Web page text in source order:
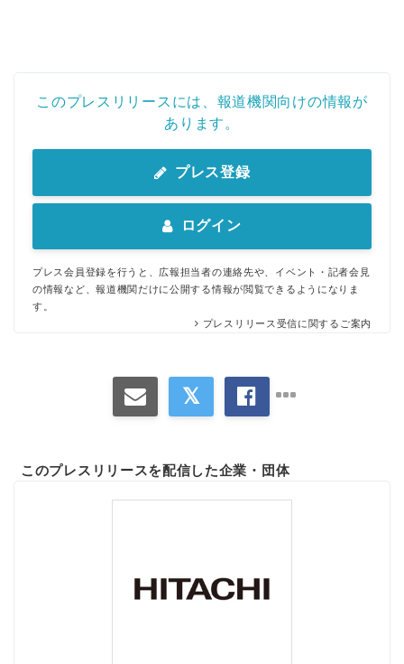
このプレスリリースには、報道機関向けの情報が
あります。
プレス登録
ログイン
プレス会員登録を行うと、広報担当者の連絡先や、イベント・記者会見
の情報など、報道機関だけに公開する情報が閲覧できるようになりま
す。
プレスリリース受信に関するご案内
このプレスリリースを配信した企業・団体